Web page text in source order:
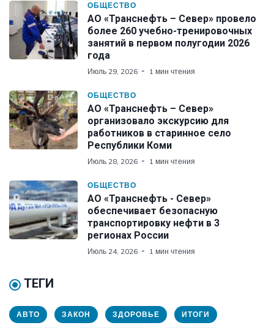
ОБЩЕСТВО
АО «Транснефть – Север» провело
более 260 учебно-тренировочных
занятий в первом полугодии 2026
года
Июль 29, 2026 1 мин чтения
ОБЩЕСТВО
АО «Транснефть – Север»
организовало экскурсию для
работников в старинное село
Республики Коми
Июль 28, 2026 1 мин чтения
ОБЩЕСТВО
АО «Транснефть - Север»
обеспечивает безопасную
транспортировку нефти в 3
регионах России
Июль 24, 2026 1 мин чтения
ТЕГИ
АВТО ЗАКОН ЗДОРОВЬЕ ИТОГИ